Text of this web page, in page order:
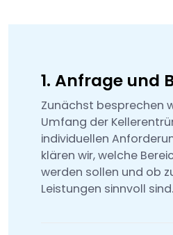
1. Anfrage und
Zunächst besprechen
Umfang der
individuellen
klären wir, welche
werden sollen und ob
Leistungen sinnvoll sind.